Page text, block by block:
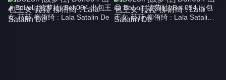
🌶 BoLoli |波萝社| Bol.094 出包王
女-菈菈 柳侑绮 : Lala Satalin De
😋 BoLoli [波萝社] Bol.094 出包
王女-菈菈 柳侑绮 : Lala Satalin